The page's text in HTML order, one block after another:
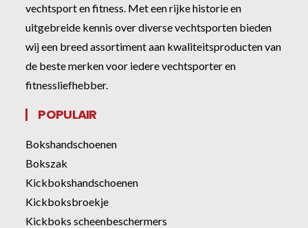
vechtsport en fitness. Met een rijke historie en
uitgebreide kennis over diverse vechtsporten bieden
wij een breed assortiment aan kwaliteitsproducten van
de beste merken voor iedere vechtsporter en
fitnessliefhebber.
POPULAIR
Bokshandschoenen
Bokszak
Kickbokshandschoenen
Kickboksbroekje
Kickboks scheenbeschermers